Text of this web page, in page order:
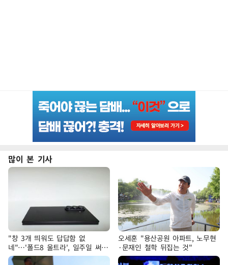
많이 본 기사
"창 3개 띄워도 답답함 없
네"…'폴드8 울트라', 일주일 써보
니
오세훈 "용산공원 아파트, 노무현
·문재인 철학 뒤집는 것"